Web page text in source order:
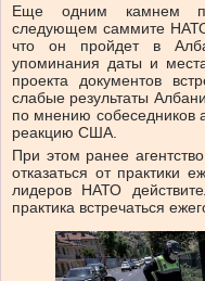
Еще одним камнем
следующем саммите НАТО.
что он пройдет в
упоминания даты и
проекта документов
слабые результаты
по мнению собеседников
реакцию США.
При этом ранее
отказаться от практики
лидеров НАТО
практика встречаться